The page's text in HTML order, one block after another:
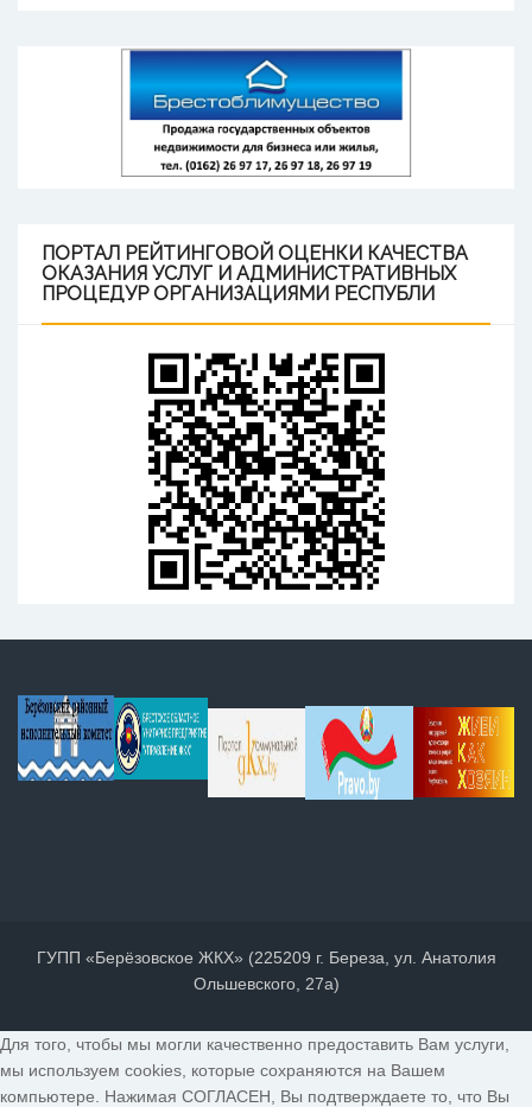
ПОРТАЛ РЕЙТИНГОВОЙ ОЦЕНКИ КАЧЕСТВА
ОКАЗАНИЯ УСЛУГ И АДМИНИСТРАТИВНЫХ
ПРОЦЕДУР ОРГАНИЗАЦИЯМИ РЕСПУБЛИ
ГУПП «Берёзовское ЖКХ» (225209 г. Береза, ул. Анатолия
Ольшевского, 27а)
Для того, чтобы мы могли качественно предоставить Вам услуги,
мы используем cookies, которые сохраняются на Вашем
компьютере. Нажимая СОГЛАСЕН, Вы подтверждаете то, что Вы